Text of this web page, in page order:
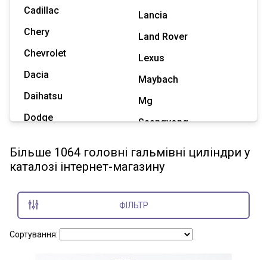
Cadillac
Chery
Chevrolet
Dacia
Daihatsu
Dodge
Great Wall
Hummer
Lancia
Land Rover
Lexus
Maybach
Mg
Ssangyong
Tesla
Показати всі марки
Більше 1064 головні гальмівні циліндри у
каталозі інтернет-магазину
ФІЛЬТР
Сортування: